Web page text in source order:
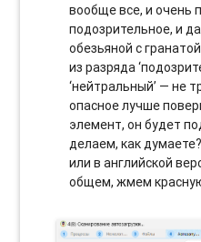
вообще все, и очень
подозрительное, и
обезьяной с
из разряда
‘нейтральный’ — не
опасное лучше
элемент, он будет
делаем, как
или в английской
общем, жмем